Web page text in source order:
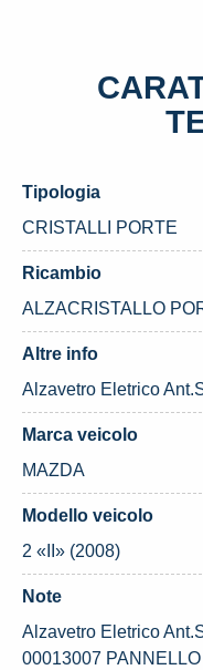
Tipologia
CRISTALLI PORTE
Ricambio
ALZACRISTALLO
Altre info
Alzavetro Eletrico
Marca veicolo
MAZDA
Modello veicolo
2 «II» (2008)
Note
Alzavetro Eletrico
00013007